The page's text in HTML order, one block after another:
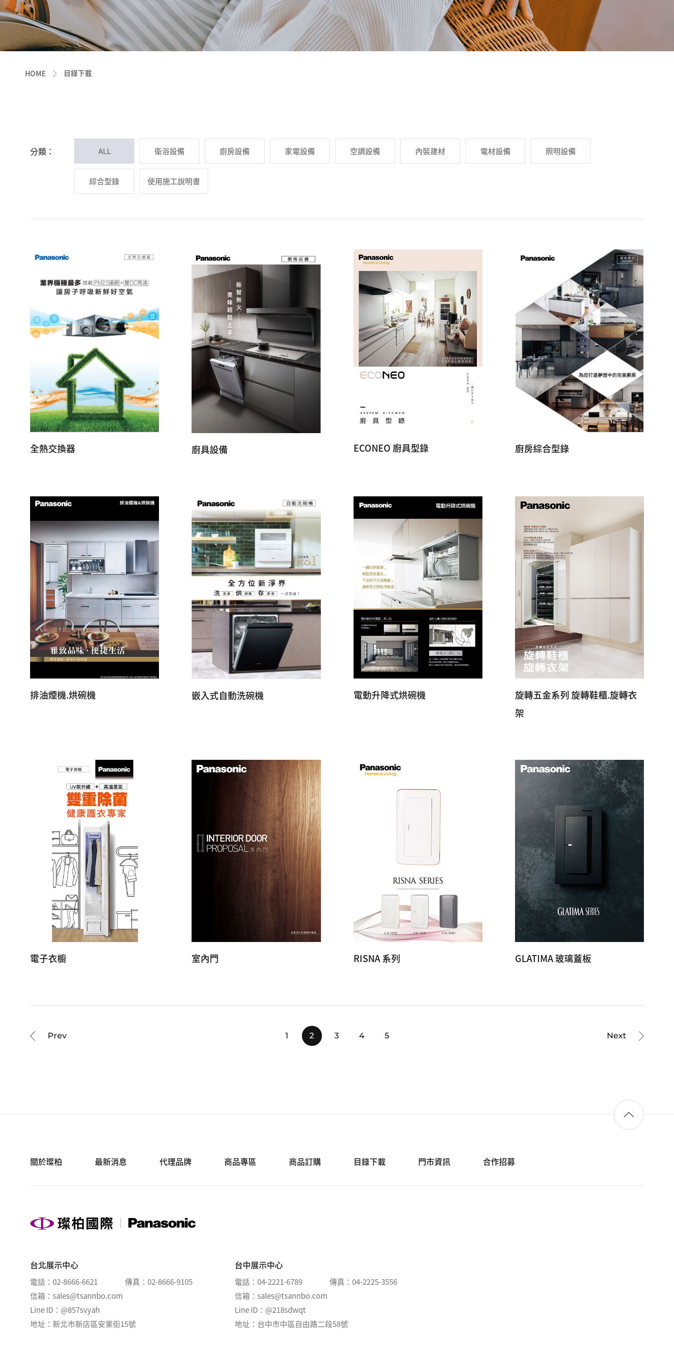
HOME 目錄下載
分類： ALL 衛浴設備 廚房設備 家電設備 空調設備 內裝建材 電材設備 照明設備
綜合型錄 使用施工說明書
全熱交換器 廚具設備 ECONEO 廚具型錄 廚房綜合型錄
排油煙機.烘碗機 嵌入式自動洗碗機 電動升降式烘碗機
旋轉五金系列 旋轉鞋櫃.旋轉衣
架
電子衣櫥 室內門 RISNA 系列 GLATIMA 玻璃蓋板
1 2 3 4 5
關於璨柏 最新消息 代理品牌 商品專區 商品訂購 目錄下載 門市資訊 合作招募
台北展示中心
電話 02-8666-6621 傳真
02-8666-9105
信箱
sales@tsannbo.com
Line ID
@857svyah
地址
新北市新店區安業街15號
台中展示中心
電話 04-2221-6789 傳真
04-2225-3556
信箱
sales@tsannbo.com
Line ID
@218sdwqt
地址
台中市中區自由路二段58號